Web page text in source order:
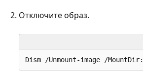
Отключите образ.